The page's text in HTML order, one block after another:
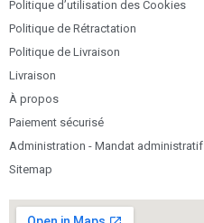
Politique d’utilisation des Cookies
Politique de Rétractation
Politique de Livraison
Livraison
À propos
Paiement sécurisé
Administration - Mandat administratif
Sitemap